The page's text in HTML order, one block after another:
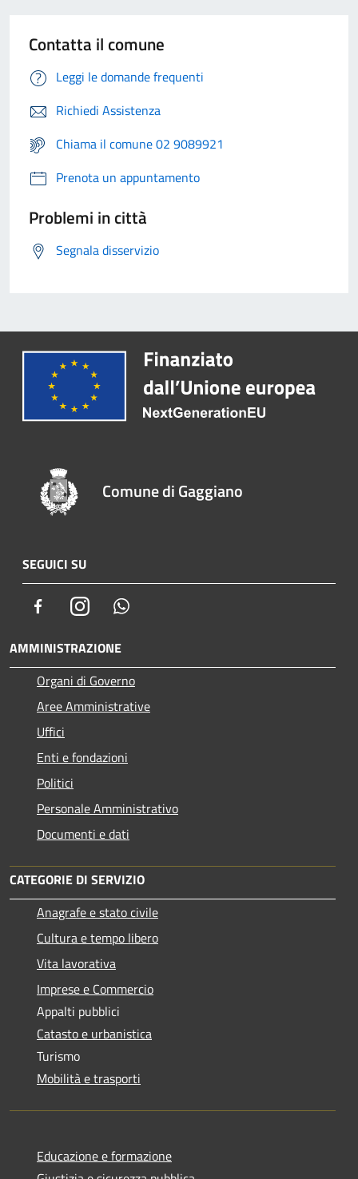
Contatta il comune
Leggi le domande frequenti
Richiedi Assistenza
Chiama il comune 02 9089921
Prenota un appuntamento
Problemi in città
Segnala disservizio
Comune di Gaggiano
SEGUICI SU
FacebookInstagram
AMMINISTRAZIONE
Organi di Governo
Aree Amministrative
Uffici
Enti e fondazioni
Politici
Personale Amministrativo
Documenti e dati
CATEGORIE DI SERVIZIO
Anagrafe e stato civile
Cultura e tempo libero
Vita lavorativa
Imprese e Commercio
Appalti pubblici
Catasto e urbanistica
Turismo
Mobilità e trasporti
Educazione e formazione